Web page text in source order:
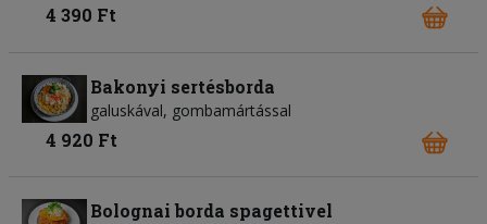
4 390 Ft
Bakonyi sertésborda
galuskával, gombamártással
4 920 Ft
Bolognai borda spagettivel